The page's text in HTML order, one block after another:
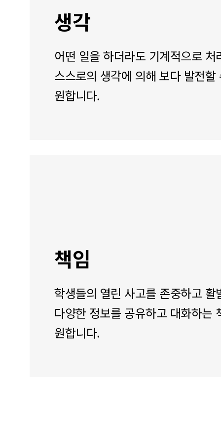
생각
어떤 일을 하더라도 기계적으로 처
스스로의 생각에 의해 보다 발전할
원합니다.
책임
학생들의 열린 사고를 존중하고 활
다양한 정보를 공유하고 대화하는
원합니다.